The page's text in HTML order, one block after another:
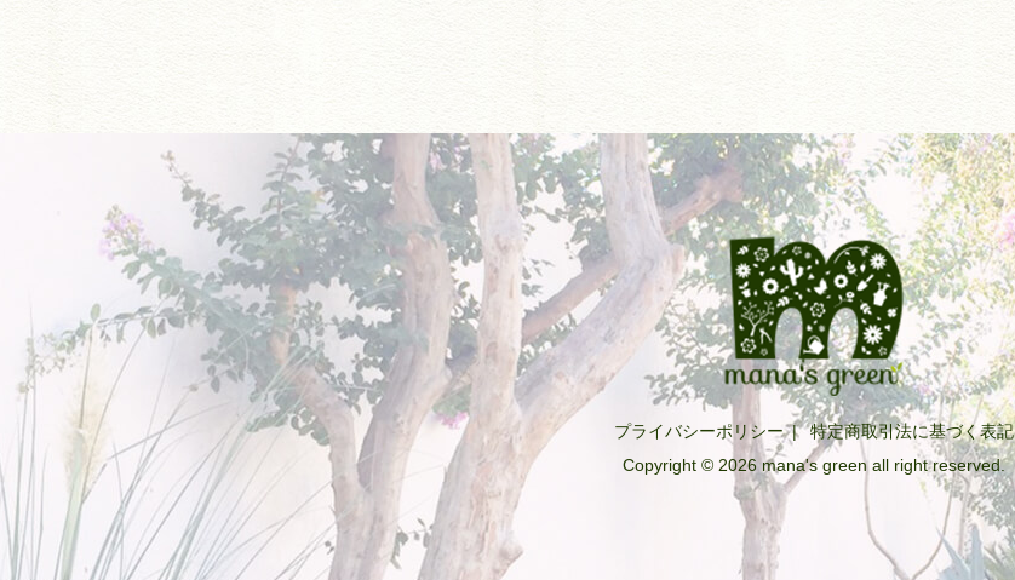
プライバシーポリシー|特定商取引法に基づく表記
Copyright © 2026 mana's green all right reserved.